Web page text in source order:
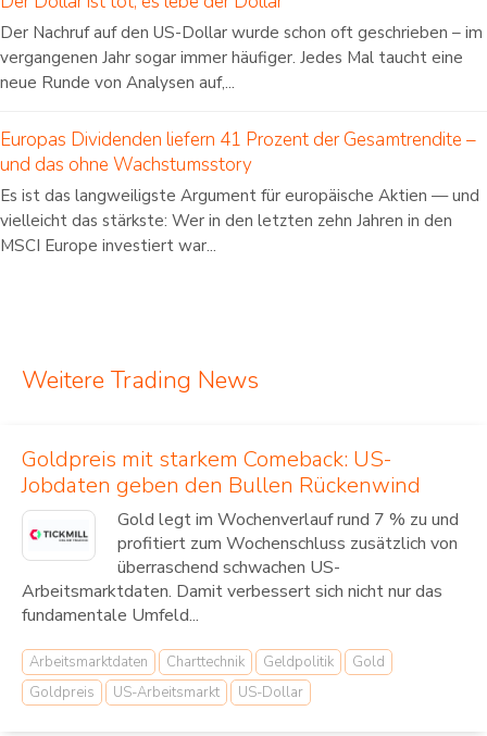
Der Nachruf auf den US-Dollar wurde schon oft geschrieben – im
vergangenen Jahr sogar immer häufiger. Jedes Mal taucht eine
neue Runde von Analysen auf,...
Europas Dividenden liefern 41 Prozent der Gesamtrendite –
und das ohne Wachstumsstory
Es ist das langweiligste Argument für europäische Aktien — und
vielleicht das stärkste: Wer in den letzten zehn Jahren in den
MSCI Europe investiert war...
Weitere Trading News
Goldpreis mit starkem Comeback: US-
Jobdaten geben den Bullen Rückenwind
Gold legt im Wochenverlauf rund 7 % zu und
profitiert zum Wochenschluss zusätzlich von
überraschend schwachen US-
Arbeitsmarktdaten. Damit verbessert sich nicht nur das
fundamentale Umfeld...
Arbeitsmarktdaten Charttechnik Geldpolitik
Gold
Goldpreis
US-Arbeitsmarkt US-Dollar